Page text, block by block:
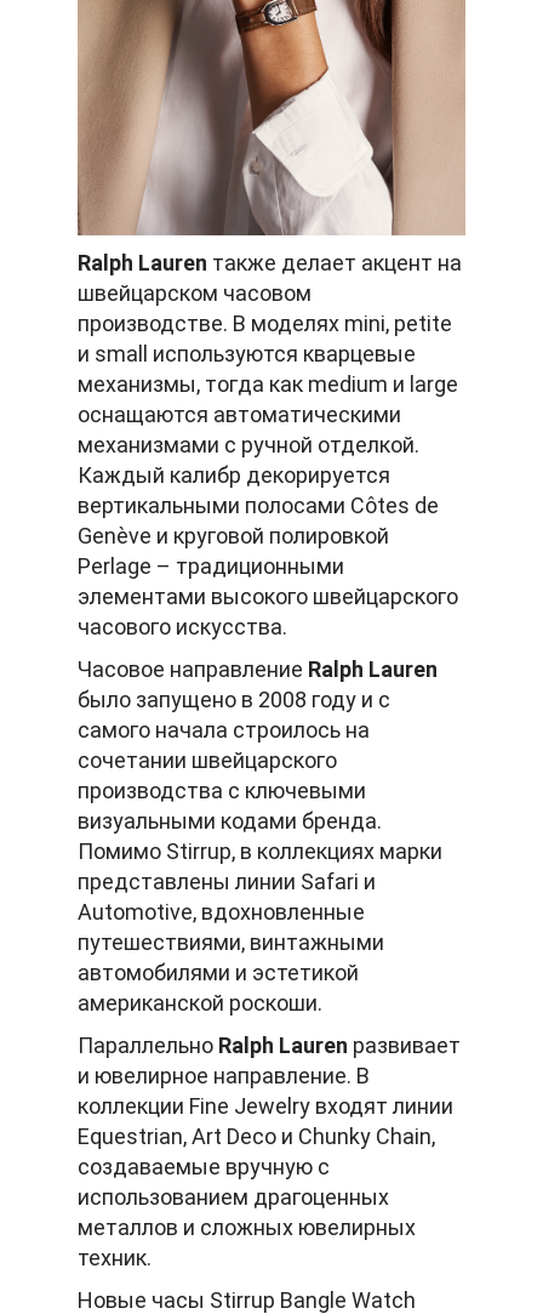
Ralph Lauren также делает акцент на
швейцарском часовом
производстве. В моделях mini, petite
и small используются кварцевые
механизмы, тогда как medium и large
оснащаются автоматическими
механизмами с ручной отделкой.
Каждый калибр декорируется
вертикальными полосами Côtes de
Genève и круговой полировкой
Perlage – традиционными
элементами высокого швейцарского
часового искусства.
Часовое направление Ralph Lauren
было запущено в 2008 году и с
самого начала строилось на
сочетании швейцарского
производства с ключевыми
визуальными кодами бренда.
Помимо Stirrup, в коллекциях марки
представлены линии Safari и
Automotive, вдохновленные
путешествиями, винтажными
автомобилями и эстетикой
американской роскоши.
Параллельно Ralph Lauren развивает
и ювелирное направление. В
коллекции Fine Jewelry входят линии
Equestrian, Art Deco и Chunky Chain,
создаваемые вручную с
использованием драгоценных
металлов и сложных ювелирных
техник.
Новые часы Stirrup Bangle Watch